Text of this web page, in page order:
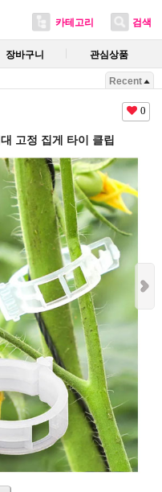
카테고리 검색
장바구니 관심상품
Recent
0
고정 집게 타이 클립